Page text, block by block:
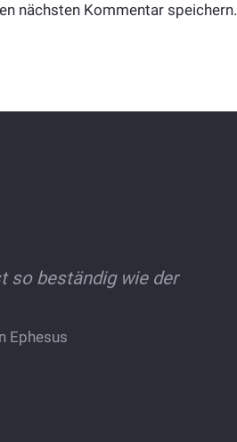
nächsten Kommentar speichern.
so beständig wie der
Ephesus